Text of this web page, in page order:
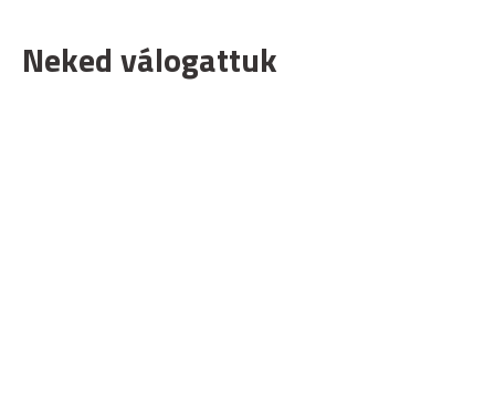
Neked válogattuk